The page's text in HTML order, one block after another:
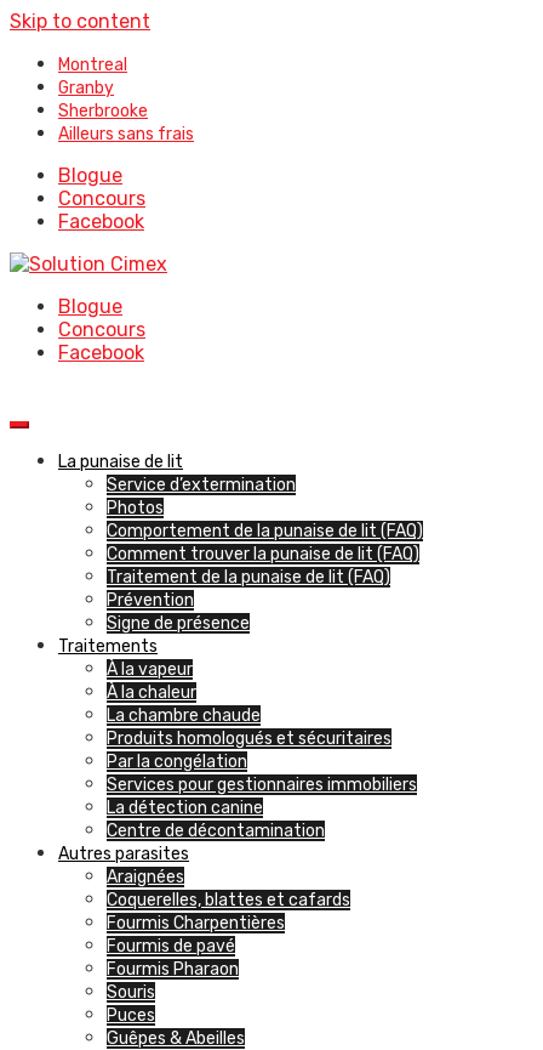
Skip to content
Montreal
Granby
Sherbrooke
Ailleurs sans frais
Blogue
Concours
Facebook
Blogue
Concours
Facebook
La punaise de lit
Service d’extermination
Photos
Comportement de la punaise de lit (FAQ)
Comment trouver la punaise de lit (FAQ)
Traitement de la punaise de lit (FAQ)
Prévention
Signe de présence
Traitements
À la vapeur
À la chaleur
La chambre chaude
Produits homologués et sécuritaires
Par la congélation
Services pour gestionnaires immobiliers
La détection canine
Centre de décontamination
Autres parasites
Araignées
Coquerelles, blattes et cafards
Fourmis Charpentières
Fourmis de pavé
Fourmis Pharaon
Souris
Puces
Guêpes & Abeilles